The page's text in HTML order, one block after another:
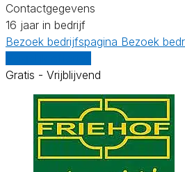
Contactgegevens
16 jaar in bedrijf
Bezoek bedrijfspagina Bezoek
Gratis - Vrijblijvend